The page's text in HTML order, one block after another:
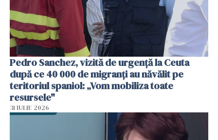
Pedro Sanchez, vizită de urgență la Ceuta
după ce 40 000 de migranți au năvălit pe
teritoriul spaniol: „Vom mobiliza toate
resursele"
31 IULIE 2026